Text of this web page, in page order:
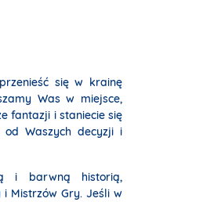
się w krainę
Was w miejsce,
fantazji i staniecie się
od Waszych decyzji i
i barwną historią,
i Mistrzów Gry. Jeśli w